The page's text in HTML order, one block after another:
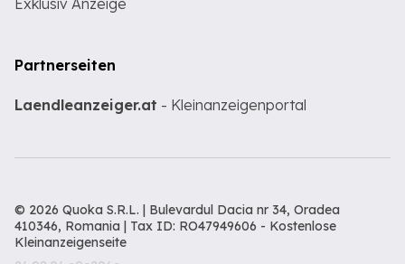
Exklusiv Anzeige
Partnerseiten
Laendleanzeiger.at - Kleinanzeigenportal
© 2026 Quoka S.R.L. | Bulevardul Dacia nr 34, Oradea
410346, Romania | Tax ID: RO47949606 - Kostenlose
Kleinanzeigenseite